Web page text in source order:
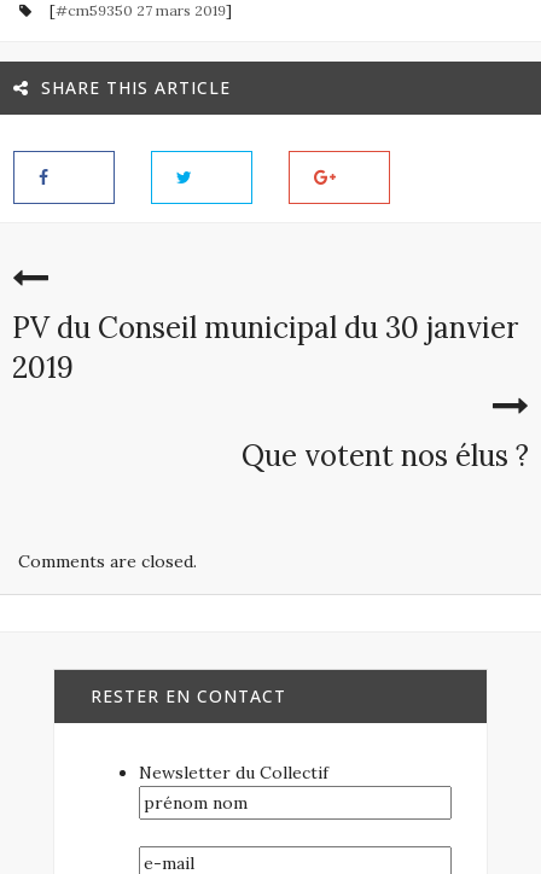
[#cm59350 27 mars 2019]
SHARE THIS ARTICLE
PV du Conseil municipal du 30 janvier
2019
Que votent nos élus ?
Comments are closed.
RESTER EN CONTACT
Newsletter du Collectif